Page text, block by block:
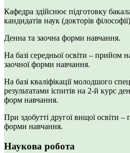
Кафедра здійснює підготовку
кандидатів наук (докторів
Денна та заочна форми навчання.
На базі середньої освіти – прийом
заочної форми навчання.
На базі кваліфікації молодшого
результатами іспитів на 2-й курс
форм навчання.
При здобутті другої вищої освіти
форми навчання.
Наукова робота